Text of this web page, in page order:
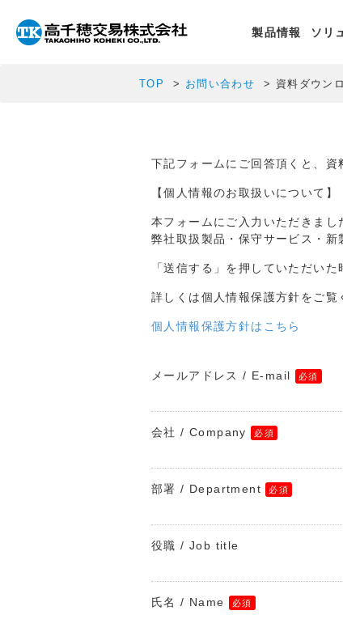
製品情報 ソリ
TOP お問い合わせ 資料ダウン
下記フォームにご回答頂くと、資
【個人情報のお取扱いについて】
本フォームにご入力いただきまし
弊社取扱製品・保守サービス・新
「送信する」を押していただい
詳しくは個人情報保護方針をご覧
個人情報保護方針はこちら
メールアドレス / E-mail
会社 / Company
部署 / Department
役職 / Job title
氏名 / Name